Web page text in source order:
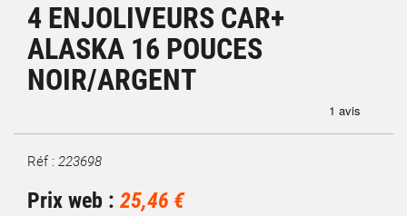
4 ENJOLIVEURS CAR+
ALASKA 16 POUCES
NOIR/ARGENT
Marque
Réf : 223698
Prix web : 25,46 €